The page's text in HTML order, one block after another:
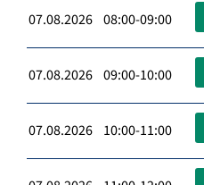
07.08.2026 08:00-09:00
07.08.2026 09:00-10:00
07.08.2026 10:00-11:00